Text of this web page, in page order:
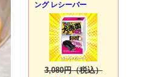
ング レシーバー
3,080円（税込）